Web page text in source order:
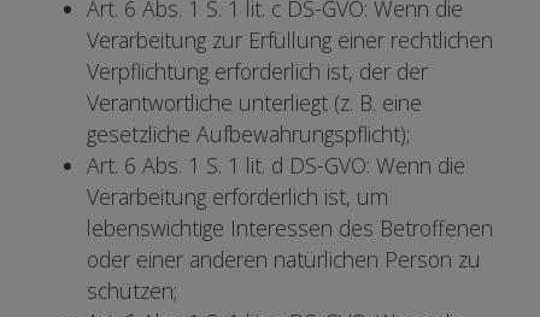
Art. 6 Abs. 1 S. 1 lit. c DS-GVO: Wenn die
Verarbeitung zur Erfüllung einer rechtlichen
Verpflichtung erforderlich ist, der der
Verantwortliche unterliegt (z. B. eine
gesetzliche Aufbewahrungspflicht);
Art. 6 Abs. 1 S. 1 lit. d DS-GVO: Wenn die
Verarbeitung erforderlich ist, um
lebenswichtige Interessen des Betroffenen
oder einer anderen natürlichen Person zu
schützen;